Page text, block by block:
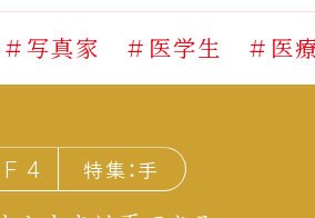
＃医学生 ＃医療倫理
F 4 特集：手